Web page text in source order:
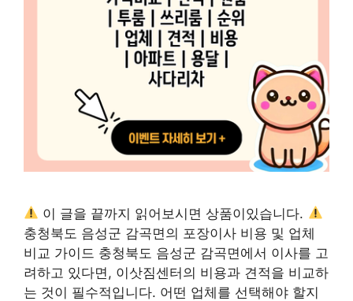
이 글을 끝까지 읽어보시면 상품이있습니다.
충청북도 음성군 감곡면의 포장이사 비용 및 업체
비교 가이드 충청북도 음성군 감곡면에서 이사를 고
려하고 있다면, 이삿짐센터의 비용과 견적을 비교하
는 것이 필수적입니다. 어떤 업체를 선택해야 할지